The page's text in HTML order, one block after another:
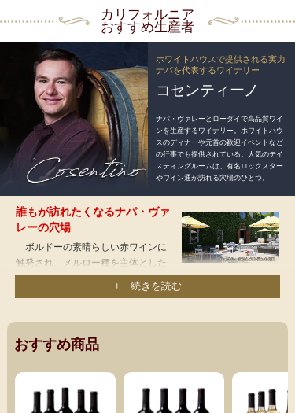
カリフォルニア
おすすめ生産者
ホワイトハウスで提供される実力
ナパを代表するワイナリー
コセンティーノ
ナパ・ヴァレーとローダイで高品質ワイ
ンを生産するワイナリー。ホワイトハウ
スのディナーや元首の歓迎イベントなど
の行事でも提供されている。人気のテイ
スティングルームは、有名ロックスター
やワイン通が訪れる穴場のひとつ。
誰もが訪れたくなるナパ・ヴァ
レーの穴場
ボルドーの素晴らしい赤ワインに
触発され、メルロー種を主体とした
ナパで初めてボルドースタイルのブ
レンドワイン〝ポエット〟をリリースしたことで知られる
30年以上にわたりナパで知る人ぞ知る穴場のワイナリーとし
て、ワイン愛好家の羨望の的になっています。いまではナパ
スのディナーやゴルフトーナメントのパーティ、各国元首の
歓迎イベントなど特別な行事に提供されています。また北カ
リフォルニアで最も人気のあるテイスティングルームには、
+ 続きを読む
おすすめ商品